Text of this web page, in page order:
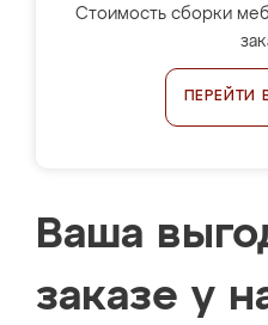
Стоимость сборки
ПЕРЕЙТИ
Ваша
заказе у